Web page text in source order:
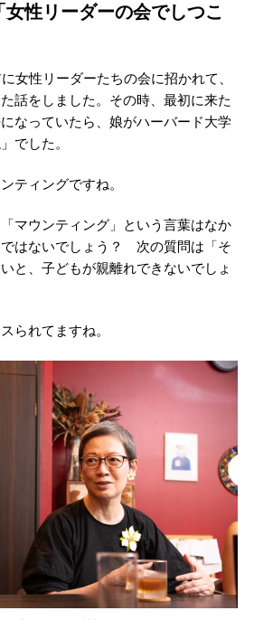
女性リーダーの会でしつこ
女性リーダーたちの会に招かれて、
話をしました。その時、最初に来た
なっていたら、娘がハーバード大学
でした。
ティングですね。
マウンティング」という言葉はなか
はないでしょう？ 次の質問は「そ
と、子どもが親離れできないでしょ
られてますね。